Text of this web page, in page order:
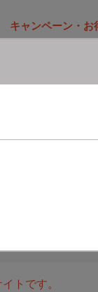
キャンペーン・お
トです。